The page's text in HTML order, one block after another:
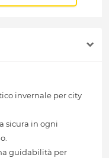
invernale per city
sicura in ogni
guidabilità per